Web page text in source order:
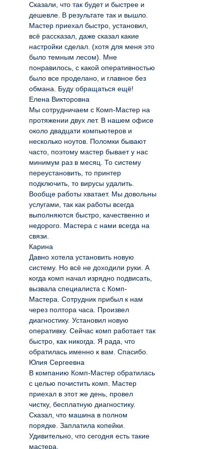
Сказали, что так будет и быстрее и
дешевле. В результате так и вышло.
Мастер приехал быстро, установил,
всё рассказал, даже сказал какие
настройки сделал. (хотя для меня это
было темным лесом). Мне
понравилось, с какой оперативностью
было все проделано, и главное без
обмана. Буду обращаться ещё!
Елена Викторовна
Мы сотрудничаем с Комп-Мастер на
протяжении двух лет. В нашем офисе
около двадцати компьютеров и
несколько ноутов. Поломки бывают
часто, поэтому мастер бывает у нас
минимум раз в месяц. То систему
переустановить, то принтер
подключить, то вирусы удалить.
Вообще работы хватает. Мы довольны
услугами, так как работы всегда
выполняются быстро, качественно и
недорого. Мастера с нами всегда на
связи.
Карина
Давно хотела установить новую
систему. Но всё не доходили руки. А
когда комп начал изрядно подвисать,
вызвала специалиста с Комп-
Мастера. Сотрудник прибыл к нам
через полтора часа. Произвел
диагностику. Установил новую
оперативку. Сейчас комп работает так
быстро, как никогда. Я рада, что
обратилась именно к вам. Спасибо.
Юлия Сергеевна
В компанию Комп-Мастер обратилась
с целью почистить комп. Мастер
приехал в этот же день, провел
чистку, бесплатную диагностику.
Сказал, что машина в полном
порядке. Заплатила копейки.
Удивительно, что сегодня есть такие
мастера.